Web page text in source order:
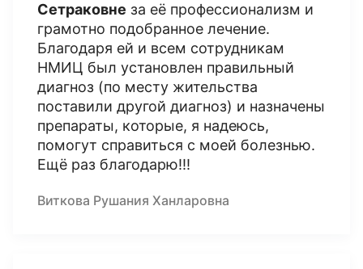
Сетраковне за её профессионализм и
грамотно подобранное лечение.
Благодаря ей и всем сотрудникам
НМИЦ был установлен правильный
диагноз (по месту жительства
поставили другой диагноз) и назначены
препараты, которые, я надеюсь,
помогут справиться с моей болезнью.
Ещё раз благодарю!!!
Виткова Рушания Ханларовна